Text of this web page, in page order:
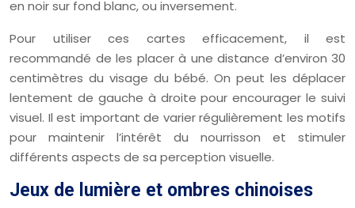
en noir sur fond blanc, ou inversement.
Pour utiliser ces cartes efficacement, il est
recommandé de les placer à une distance d’environ 30
centimètres du visage du bébé. On peut les déplacer
lentement de gauche à droite pour encourager le suivi
visuel. Il est important de varier régulièrement les motifs
pour maintenir l’intérêt du nourrisson et stimuler
différents aspects de sa perception visuelle.
Jeux de lumière et ombres chinoises